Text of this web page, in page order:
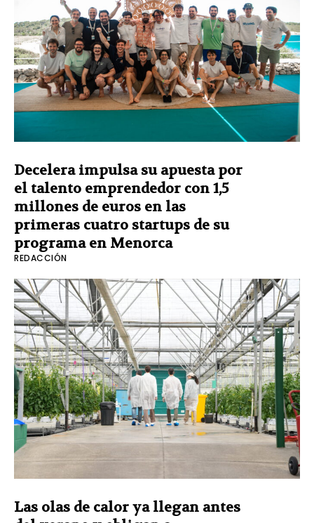
Decelera impulsa su apuesta por
el talento emprendedor con 1,5
millones de euros en las
primeras cuatro startups de su
programa en Menorca
REDACCIÓN
Las olas de calor ya llegan antes